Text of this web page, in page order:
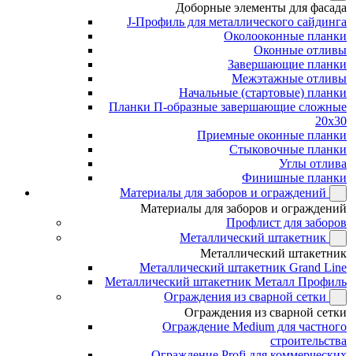
Доборные элементы для фасада
J-Профиль для металлического сайдинга
Околооконные планки
Оконные отливы
Завершающие планки
Межэтажные отливы
Начальные (стартовые) планки
Планки П-образные завершающие сложные
20x30
Приемные оконные планки
Стыковочные планки
Углы отлива
Финишные планки
Материалы для заборов и ограждений
Материалы для заборов и ограждений
Профлист для заборов
Металлический штакетник
Металлический штакетник
Металлический штакетник Grand Line
Металлический штакетник Металл Профиль
Ограждения из сварной сетки
Ограждения из сварной сетки
Ограждение Medium для частного
строительства